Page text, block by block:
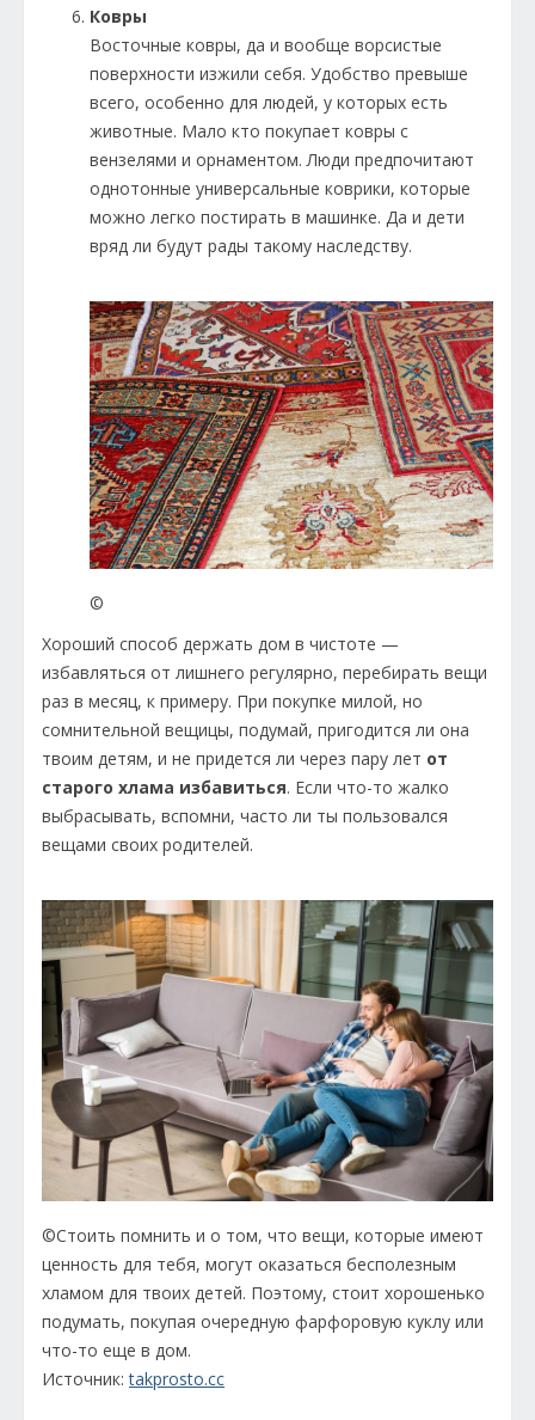
Ковры
Восточные ковры, да и вообще ворсистые
поверхности изжили себя. Удобство превыше
всего, особенно для людей, у которых есть
животные. Мало кто покупает ковры с
вензелями и орнаментом. Люди предпочитают
однотонные универсальные коврики, которые
можно легко постирать в машинке. Да и дети
вряд ли будут рады такому наследству.
©
Хороший способ держать дом в чистоте —
избавляться от лишнего регулярно, перебирать вещи
раз в месяц, к примеру. При покупке милой, но
сомнительной вещицы, подумай, пригодится ли она
твоим детям, и не придется ли через пару лет от
старого хлама избавиться. Если что-то жалко
выбрасывать, вспомни, часто ли ты пользовался
вещами своих родителей.
©Стоить помнить и о том, что вещи, которые имеют
ценность для тебя, могут оказаться бесполезным
хламом для твоих детей. Поэтому, стоит хорошенько
подумать, покупая очередную фарфоровую куклу или
что-то еще в дом.
Источник:takprosto.cc